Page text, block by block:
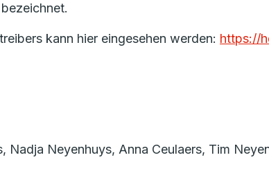
kann hier eingesehen werden: https://
Nadja Neyenhuys, Anna Ceulaers, Tim